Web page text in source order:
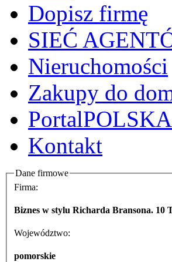
Dopisz firmę
SIEĆ
Nieruchomości
Zakupy do
Kontakt
Dane firmowe
Firma:
Biznes w stylu Richarda Bransona. 10
Województwo:
pomorskie